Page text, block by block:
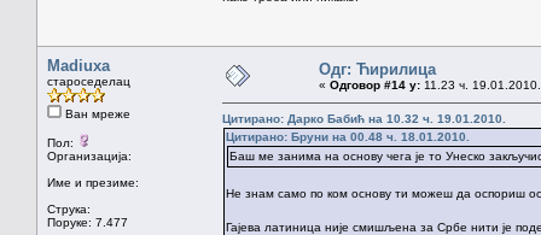
Madiuxa
староседелац
Ван мреже
Пол:
Организација:
Име и презиме:
Струка:
Поруке: 7.477
Одг: Ћирилица
« Одговор #14 у: 11.23 ч.
Цитирано: Дарко Бабић на 10.32 ч. 19.01.2010.
Цитирано: Бруни на 00.48 ч. 18.01.2010.
Баш ме занима на основу чега је то Унеско
Не знам само по ком основу ти можеш да оспориш
Гајева латиница није смишљена за Србе нити је